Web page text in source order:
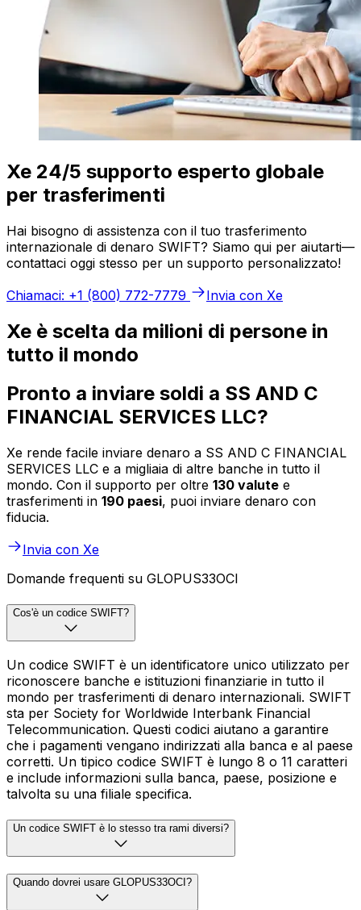
Xe 24/5 supporto esperto globale
per trasferimenti
Hai bisogno di assistenza con il tuo trasferimento
internazionale di denaro SWIFT? Siamo qui per aiutarti—
contattaci oggi stesso per un supporto personalizzato!
Chiamaci: +1 (800) 772-7779
Invia con Xe
Xe è scelta da milioni di persone in
tutto il mondo
Pronto a inviare soldi a SS AND C
FINANCIAL SERVICES LLC?
Xe rende facile inviare denaro a SS AND C FINANCIAL
SERVICES LLC e a migliaia di altre banche in tutto il
mondo. Con il supporto per oltre 130 valute e
trasferimenti in 190 paesi, puoi inviare denaro con
fiducia.
Invia con Xe
Domande frequenti su GLOPUS33OCI
Cos'è un codice SWIFT?
Un codice SWIFT è un identificatore unico utilizzato per
riconoscere banche e istituzioni finanziarie in tutto il
mondo per trasferimenti di denaro internazionali. SWIFT
sta per Society for Worldwide Interbank Financial
Telecommunication. Questi codici aiutano a garantire
che i pagamenti vengano indirizzati alla banca e al paese
corretti. Un tipico codice SWIFT è lungo 8 o 11 caratteri
e include informazioni sulla banca, paese, posizione e
talvolta su una filiale specifica.
Un codice SWIFT è lo stesso tra rami diversi?
Quando dovrei usare GLOPUS33OCI?